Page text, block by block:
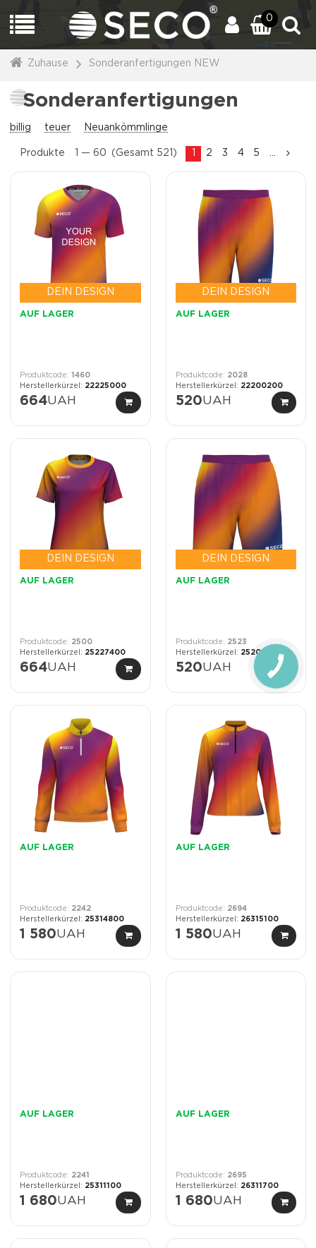
0
Zuhause Sonderanfertigungen NEW
Sonderanfertigungen
billig teuer Neuankömmlinge
Produkte 1 — 60 (Gesamt 521) 2 3 4 5
DEIN DESIGN
AUF LAGER
1460
22225000
664UAH
DEIN DESIGN
AUF LAGER
2028
22200200
520UAH
DEIN DESIGN
AUF LAGER
2500
25227400
664UAH
DEIN DESIGN
AUF LAGER
2523
25200400
520UAH
AUF LAGER
2242
25314800
1 580UAH
AUF LAGER
2694
26315100
1 580UAH
AUF LAGER
2241
25311100
1 680UAH
AUF LAGER
2695
26311700
1 680UAH